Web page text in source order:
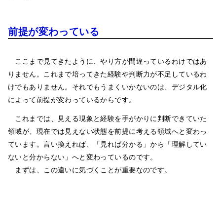
前提が変わっている
ここまで見てきたように、やり方が間違っているわけではあ
りません。これまで培ってきた経験や判断力が不足しているわ
けでもありません。それでもうまくいかないのは、デジタル化
によって前提が変わっているからです。
これまでは、見える現象と経験を手がかりに判断できていた
領域が、現在では見えない状態を前提に考える領域へと変わっ
ています。言い換えれば、「見れば分かる」から「理解してい
ないと分からない」へと変わっているのです。
まずは、この違いに気づくことが重要なのです。